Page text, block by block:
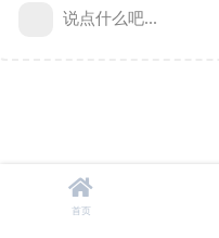
说点什么吧...
首页